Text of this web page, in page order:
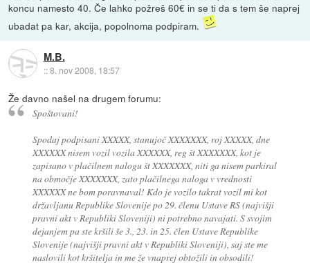
koncu namesto 40. Če lahko požreš 60€ in se ti da s tem še naprej
ubadat pa kar, akcija, popolnoma podpiram.
M.B.
::8. nov 2008, 18:57
Že davno našel na drugem forumu:
Spoštovani!
Spodaj podpisani XXXXX, stanujoč XXXXXXX, roj XXXXX, dne
XXXXXX nisem vozil vozila XXXXXX, reg št XXXXXXX, kot je
zapisano v plačilnem nalogu št XXXXXXX, niti ga nisem parkiral
na območje XXXXXXX, zato plačilnega naloga v vrednosti
XXXXXX ne bom poravnaval! Kdo je vozilo takrat vozil mi kot
državljanu Republike Slovenije po 29. členu Ustave RS (najvišji
pravni akt v Republiki Sloveniji) ni potrebno navajati. S svojim
dejanjem pa ste kršili še 3., 23. in 25. člen Ustave Republike
Slovenije (najvišji pravni akt v Republiki Sloveniji), saj ste me
naslovili kot kršitelja in me že vnaprej obtožili in obsodili!